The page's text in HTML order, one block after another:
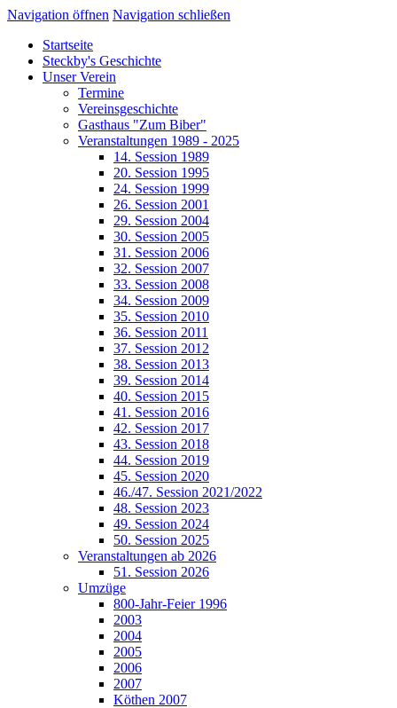
Navigation öffnen Navigation schließen
Startseite
Steckby's Geschichte
Unser Verein
Termine
Vereinsgeschichte
Gasthaus "Zum Biber"
Veranstaltungen 1989 - 2025
14. Session 1989
20. Session 1995
24. Session 1999
26. Session 2001
29. Session 2004
30. Session 2005
31. Session 2006
32. Session 2007
33. Session 2008
34. Session 2009
35. Session 2010
36. Session 2011
37. Session 2012
38. Session 2013
39. Session 2014
40. Session 2015
41. Session 2016
42. Session 2017
43. Session 2018
44. Session 2019
45. Session 2020
46./47. Session 2021/2022
48. Session 2023
49. Session 2024
50. Session 2025
Veranstaltungen ab 2026
51. Session 2026
Umzüge
800-Jahr-Feier 1996
2003
2004
2005
2006
2007
Köthen 2007